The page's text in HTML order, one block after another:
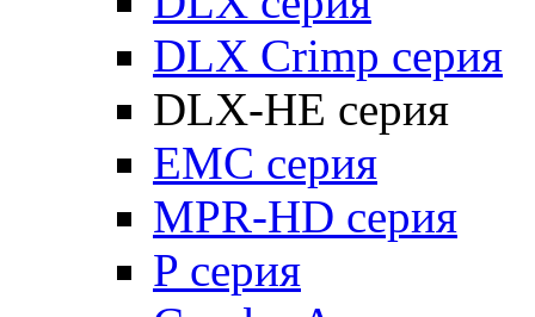
DLX Crimp серия
DLX-HE серия
EMC серия
MPR-HD серия
P серия